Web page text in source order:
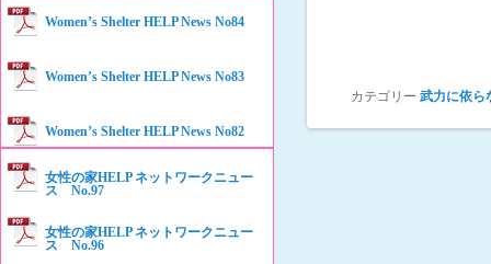
カテゴリー 武力に依ら
Women’s Shelter HELP News No84
Women’s Shelter HELP News No83
Women’s Shelter HELP News No82
Women’s Shelter HELP News No81
Women’s Shelter HELP News No80
女性の家HELP ネットワークニュー
ス No.97
女性の家HELP ネットワークニュー
ス No.96